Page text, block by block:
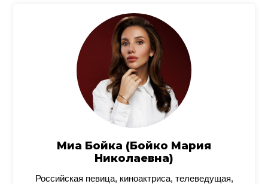
Миа Бойка (Бойко Мария
Николаевна)
Российская певица, киноактриса, телеведущая,